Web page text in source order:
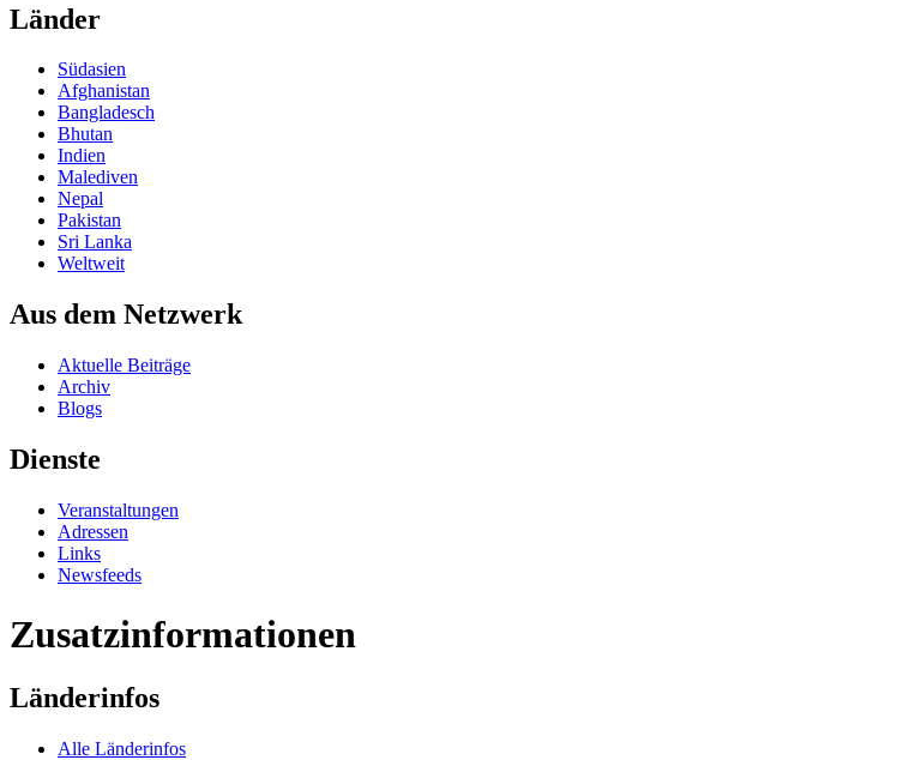
Länder
Südasien
Afghanistan
Bangladesch
Bhutan
Indien
Malediven
Nepal
Pakistan
Sri Lanka
Weltweit
Aus dem Netzwerk
Aktuelle Beiträge
Archiv
Blogs
Dienste
Veranstaltungen
Adressen
Links
Newsfeeds
Zusatzinformationen
Länderinfos
Alle Länderinfos